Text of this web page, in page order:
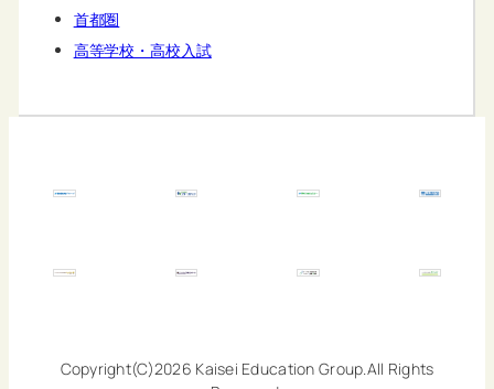
首都圏
高等学校・高校入試
Copyright(C)2026 Kaisei Education Group.All Rights